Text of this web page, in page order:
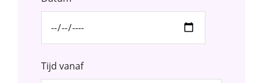
Tijd vanaf